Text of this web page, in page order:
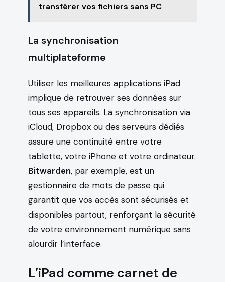
transférer vos fichiers sans PC
La synchronisation
multiplateforme
Utiliser les meilleures applications iPad
implique de retrouver ses données sur
tous ses appareils. La synchronisation via
iCloud, Dropbox ou des serveurs dédiés
assure une continuité entre votre
tablette, votre iPhone et votre ordinateur.
Bitwarden, par exemple, est un
gestionnaire de mots de passe qui
garantit que vos accès sont sécurisés et
disponibles partout, renforçant la sécurité
de votre environnement numérique sans
alourdir l’interface.
L’iPad comme carnet de